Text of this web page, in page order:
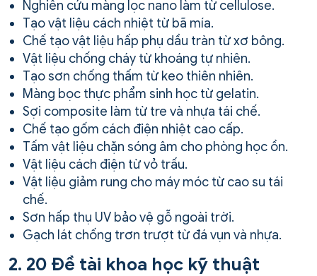
Nghiên cứu màng lọc nano làm từ cellulose.
Tạo vật liệu cách nhiệt từ bã mía.
Chế tạo vật liệu hấp phụ dầu tràn từ xơ bông.
Vật liệu chống cháy từ khoáng tự nhiên.
Tạo sơn chống thấm từ keo thiên nhiên.
Màng bọc thực phẩm sinh học từ gelatin.
Sợi composite làm từ tre và nhựa tái chế.
Chế tạo gốm cách điện nhiệt cao cấp.
Tấm vật liệu chặn sóng âm cho phòng học ồn.
Vật liệu cách điện từ vỏ trấu.
Vật liệu giảm rung cho máy móc từ cao su tái
chế.
Sơn hấp thụ UV bảo vệ gỗ ngoài trời.
Gạch lát chống trơn trượt từ đá vụn và nhựa.
2. 20 Đề tài khoa học kỹ thuật